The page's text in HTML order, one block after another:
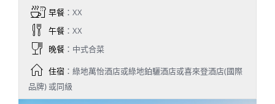
早餐 ：XX
午餐 ：XX
晚餐 ：中式合菜
住宿 ：綠地萬怡酒店或綠地鉑驪酒店或喜來登酒店(國際
品牌) 或同級